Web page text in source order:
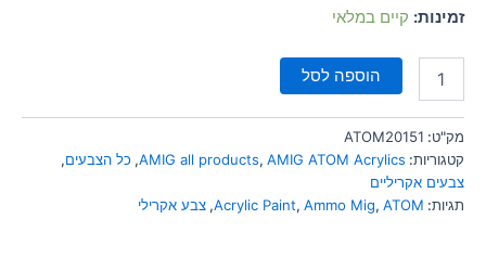
font_downloadזמינות: קיים במלאי
הוספה לסל
מק"ט: ATOM20151
קטגוריות:
AMIG all products, AMIG ATOM Acrylics
, כל הצבעים,
צבעים אקריליים
תגיות:
Acrylic Paint, Ammo Mig, ATOM
, צבע אקרילי